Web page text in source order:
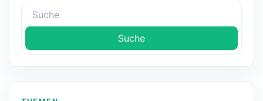
Suche